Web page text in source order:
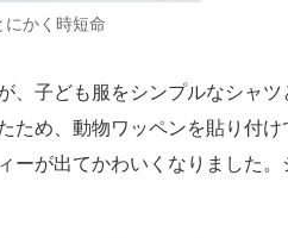
にかく時短命
、子ども服をシンプルなシャ
ため、動物ワッペンを貼り付
ーが出てかわいくなりました